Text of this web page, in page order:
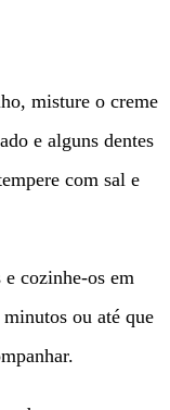
misture o creme
e alguns dentes
com sal e
e cozinhe-os em
ou até que